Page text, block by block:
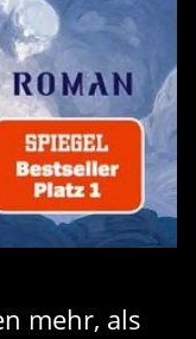
mehr, als